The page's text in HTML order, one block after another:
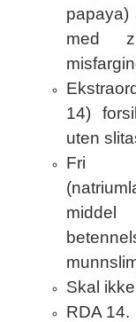
papaya)
med
14)
uten
Fri
Skal
RDA 14.